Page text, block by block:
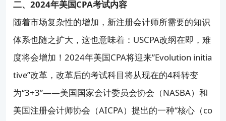
二、2024年美国CPA考试内容
随着市场复杂性的增加，新注册会计师所需要的知识
体系也随之扩大，这也意味着：USCPA改纲在即，难
度将会增加！2024年美国CPA将迎来”Evolution initia
tive”改革，改革后的考试科目将从现在的4科转变
为“3+3”——美国国家会计委员会协会（NASBA）和
美国注册会计师协会（AICPA）提出的一种“核心（co